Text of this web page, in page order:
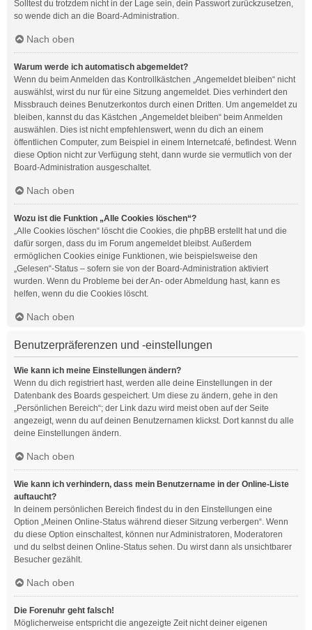
Solltest du trotzdem nicht in der Lage sein, dein Passwort zurückzusetzen,
so wende dich an die Board-Administration.
Nach oben
Warum werde ich automatisch abgemeldet?
Wenn du beim Anmelden das Kontrollkästchen „Angemeldet bleiben“ nicht
auswählst, wirst du nur für eine Sitzung angemeldet. Dies verhindert den
Missbrauch deines Benutzerkontos durch einen Dritten. Um angemeldet zu
bleiben, kannst du das Kästchen „Angemeldet bleiben“ beim Anmelden
auswählen. Dies ist nicht empfehlenswert, wenn du dich an einem
öffentlichen Computer, zum Beispiel in einem Internetcafé, befindest. Wenn
diese Option nicht zur Verfügung steht, dann wurde sie vermutlich von der
Board-Administration ausgeschaltet.
Nach oben
Wozu ist die Funktion „Alle Cookies löschen“?
„Alle Cookies löschen“ löscht die Cookies, die phpBB erstellt hat und die
dafür sorgen, dass du im Forum angemeldet bleibst. Außerdem
ermöglichen Cookies einige Funktionen, wie beispielsweise den
„Gelesen“-Status – sofern sie von der Board-Administration aktiviert
wurden. Wenn du Probleme bei der An- oder Abmeldung hast, kann es
helfen, wenn du die Cookies löscht.
Nach oben
Benutzerpräferenzen und -einstellungen
Wie kann ich meine Einstellungen ändern?
Wenn du dich registriert hast, werden alle deine Einstellungen in der
Datenbank des Boards gespeichert. Um diese zu ändern, gehe in den
„Persönlichen Bereich“; der Link dazu wird meist oben auf der Seite
angezeigt, wenn du auf deinen Benutzernamen klickst. Dort kannst du alle
deine Einstellungen ändern.
Nach oben
Wie kann ich verhindern, dass mein Benutzername in der Online-Liste
auftaucht?
In deinem persönlichen Bereich findest du in den Einstellungen eine
Option „Meinen Online-Status während dieser Sitzung verbergen“. Wenn
du diese Option einschaltest, können nur Administratoren, Moderatoren
und du selbst deinen Online-Status sehen. Du wirst dann als unsichtbarer
Besucher gezählt.
Nach oben
Die Forenuhr geht falsch!
Möglicherweise entspricht die angezeigte Zeit nicht deiner eigenen